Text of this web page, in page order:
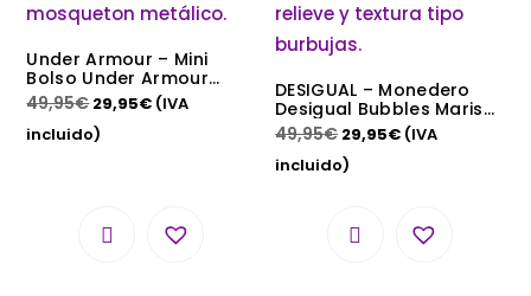
Under Armour – Mini
Bolso Under Armour
Contain Micro Morado
49,95€29,95€ (IVA
incluido)
DESIGUAL – Monedero
Desigual Bubbles Marisa
Wallet S Black 22WAYA07
Negro con Cremallera
49,95€ 29,95€ (IVA
incluido)